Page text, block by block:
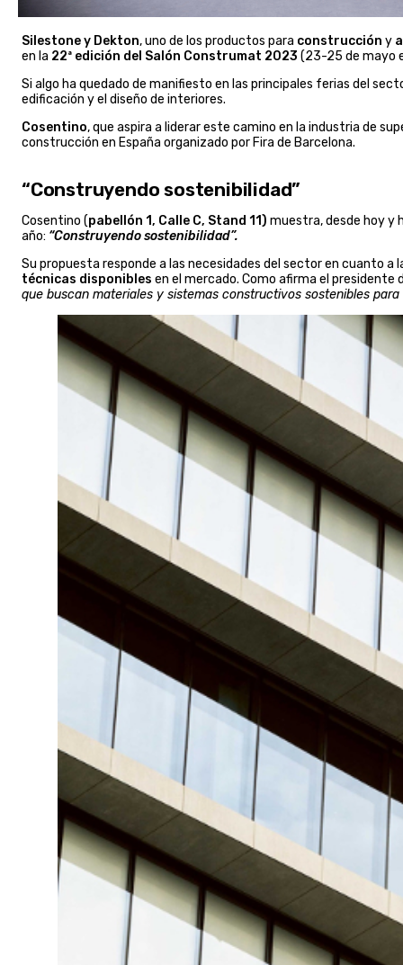
Silestone y Dekton, uno de los productos para construcción y
en la 22ª edición del Salón Construmat 2023 (23-25 de mayo
Si algo ha quedado de manifiesto en las principales ferias del
edificación y el diseño de interiores.
Cosentino, que aspira a liderar este camino en la industria de
construcción en España organizado por Fira de Barcelona.
“Construyendo sostenibilidad”
Cosentino (pabellón 1, Calle C, Stand 11) muestra, desde hoy y
año: “Construyendo sostenibilidad”.
Su propuesta responde a las necesidades del sector en cuanto a
técnicas disponibles en el mercado. Como afirma el presidente
que buscan materiales y sistemas constructivos sostenibles